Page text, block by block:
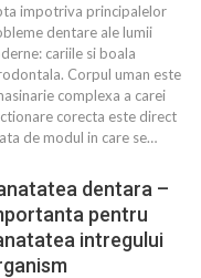
impotriva principalelor
dentare ale lumii
cariile si boala
Corpul uman este
complexa a carei
corecta este direct
de modul in care se…
dentara –
pentru
intregului